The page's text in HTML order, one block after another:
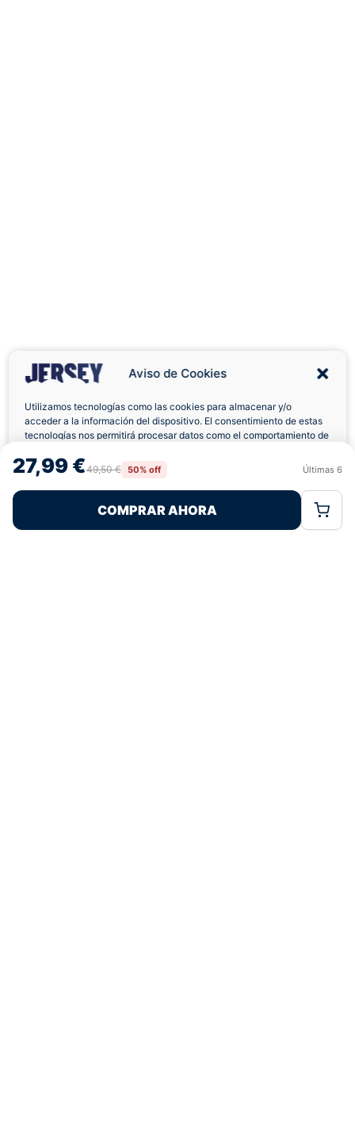
Aviso de Cookies
Utilizamos tecnologías como las cookies para almacenar y/o
acceder a la información del dispositivo. El consentimiento de estas
tecnologías nos permitirá procesar datos como el comportamiento de
retirar el consentimiento, puede afectar negativamente a ciertas
características y funciones.
Rechazar
Política de CookiesPolítica de Privacidad
27,99 €49,50 € 50% off Últimas 6
COMPRAR AHORA
Envíos a Domicilio Devolución 7 Días
Ofertas Sin Límites